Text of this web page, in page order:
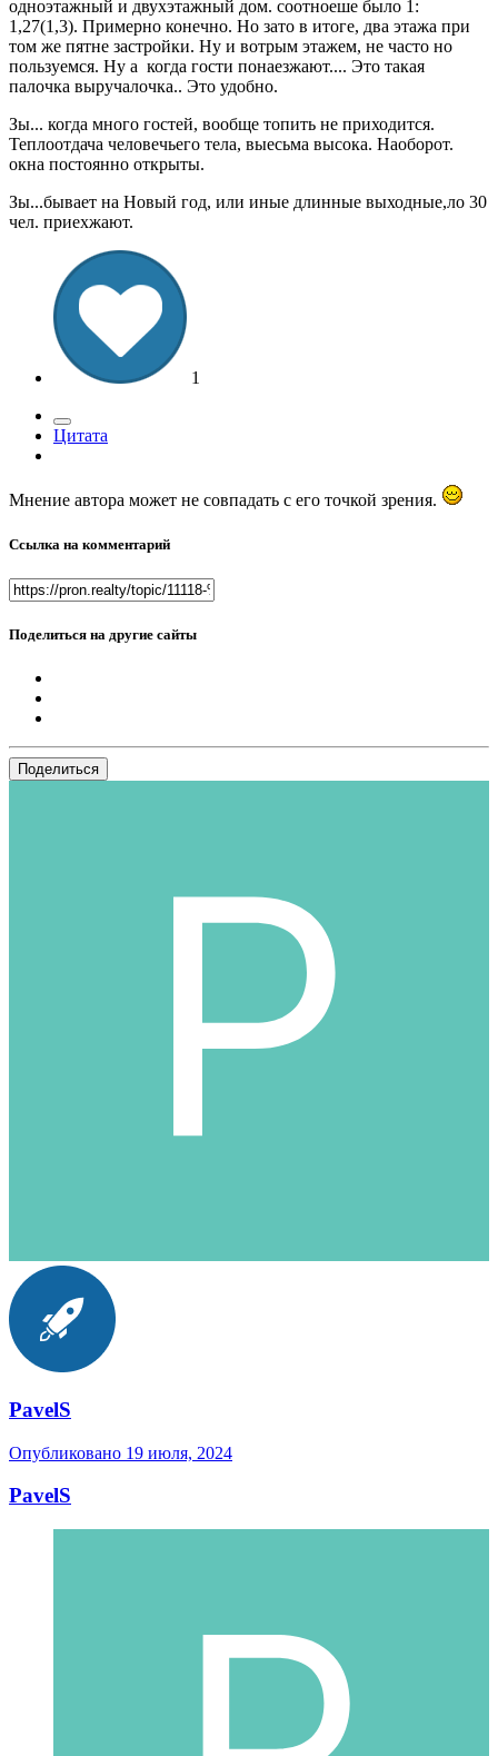
одноэтажный и двухэтажный дом. соотноеше было 1:
1,27(1,3). Примерно конечно. Но зато в итоге, два этажа при
том же пятне застройки. Ну и вотрым этажем, не часто но
пользуемся. Ну а когда гости понаезжают.... Это такая
палочка выручалочка.. Это удобно.
Зы... когда много гостей, вообще топить не приходится.
Теплоотдача человечьего тела, выесьма высока. Наоборот.
окна постоянно открыты.
Зы...бывает на Новый год, или иные длинные выходные,ло 30
чел. приехжают.
1
Цитата
Мнение автора может не совпадать с его точкой зрения.
Ссылка на комментарий
Поделиться на другие сайты
Поделиться
PavelS
Опубликовано 19 июля, 2024
PavelS